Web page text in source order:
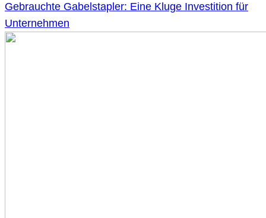
Gebrauchte Gabelstapler: Eine Kluge Investition für
Unternehmen